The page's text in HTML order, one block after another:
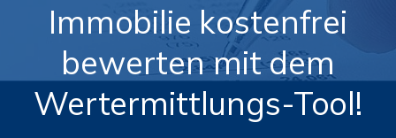
Immobilie kostenfrei
bewerten mit dem
Wertermittlungs-Tool!